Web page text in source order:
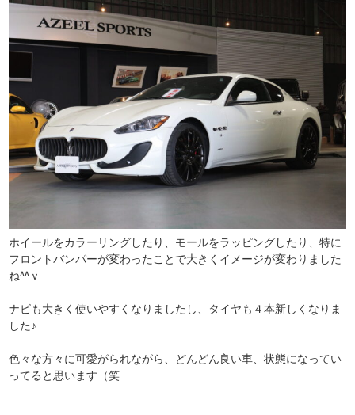
ホイールをカラーリングしたり、モールをラッピングしたり、特に
フロントバンパーが変わったことで大きくイメージが変わりました
ね^^ｖ
ナビも大きく使いやすくなりましたし、タイヤも４本新しくなりま
した♪
色々な方々に可愛がられながら、どんどん良い車、状態になってい
ってると思います（笑